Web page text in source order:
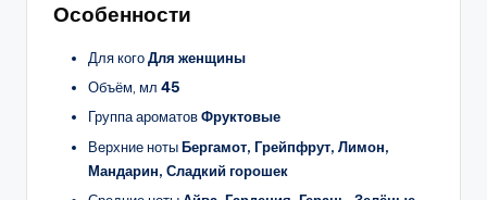
Особенности
Для когоДля женщины
Объём, мл 45
Группа ароматовФруктовые
Верхние нотыБергамот, Грейпфрут, Лимон,
Мандарин, Сладкий горошек